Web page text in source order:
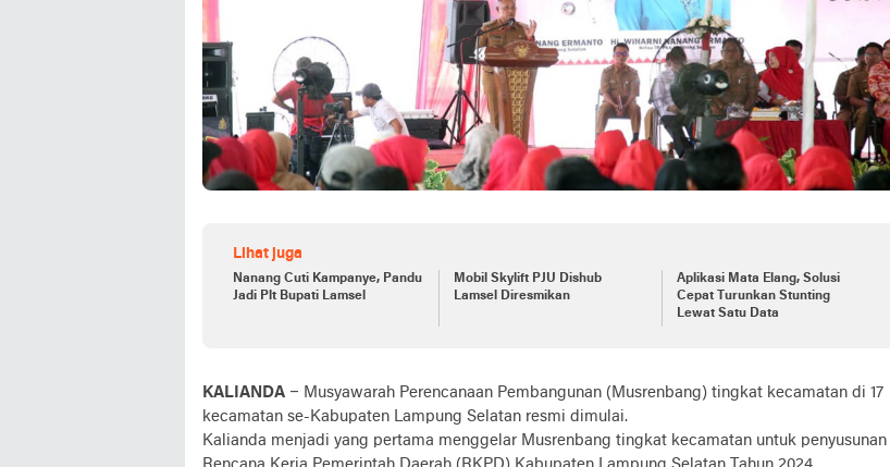
Lihat juga
Nanang Cuti Kampanye, Pandu
Jadi Plt Bupati Lamsel
Mobil Skylift PJU Dishub
Lamsel Diresmikan
Aplikasi Mata Elang, Solusi
Cepat Turunkan Stunting
Lewat Satu Data
KALIANDA – Musyawarah Perencanaan Pembangunan (Musrenbang) tingkat kecamatan di 17
kecamatan se-Kabupaten Lampung Selatan resmi dimulai.
Kalianda menjadi yang pertama menggelar Musrenbang tingkat kecamatan untuk penyusunan